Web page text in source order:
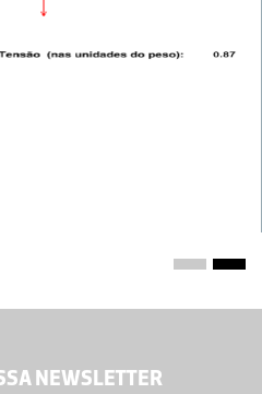
NEWSLETTER